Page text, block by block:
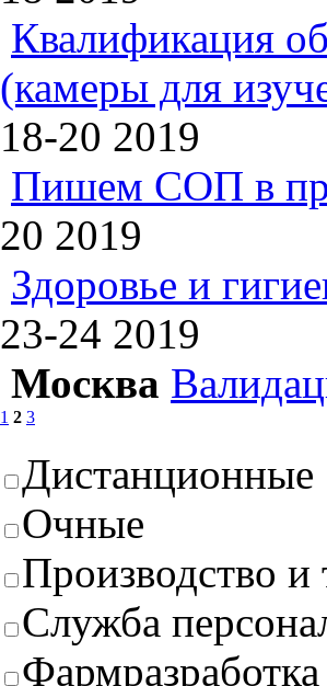
Квалификация
(камеры для
18-20 2019
Пишем СОП в
20 2019
Здоровье и
23-24 2019
Москва
1 2 3
Дистанционные
Очные
Производство и
Служба
Фармразработка